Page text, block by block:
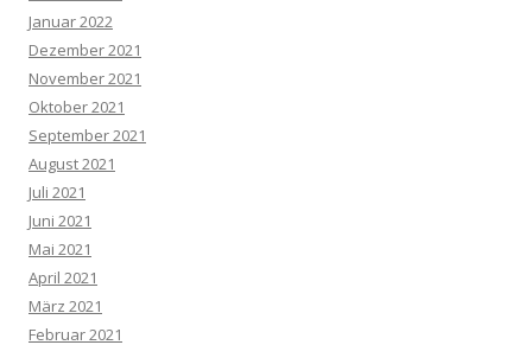
Januar 2022
Dezember 2021
November 2021
Oktober 2021
September 2021
August 2021
Juli 2021
Juni 2021
Mai 2021
April 2021
März 2021
Februar 2021